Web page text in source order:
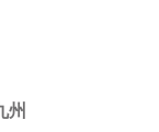
州